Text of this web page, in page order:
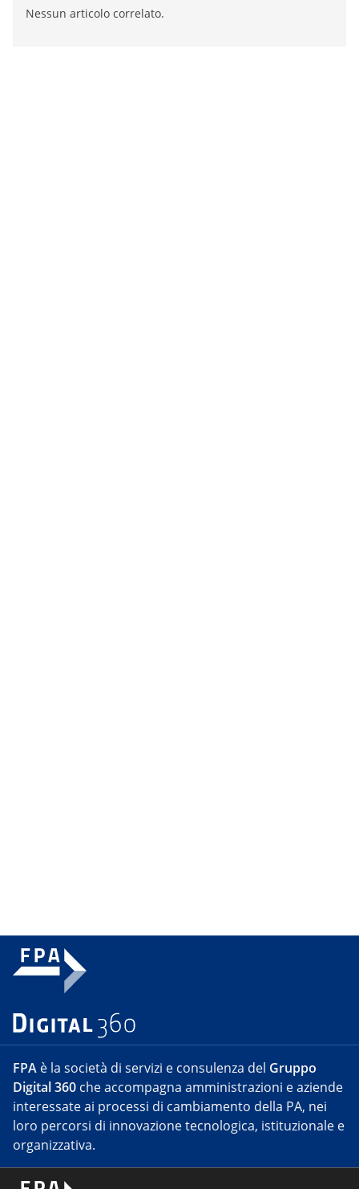
Nessun articolo correlato.
FPA è la società di servizi e consulenza del Gruppo
Digital 360 che accompagna amministrazioni e aziende
interessate ai processi di cambiamento della PA, nei
loro percorsi di innovazione tecnologica, istituzionale e
organizzativa.